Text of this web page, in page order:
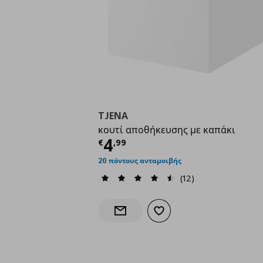
TJENA
κουτί αποθήκευσης με καπάκι
€4,99
Τρέχουσα τιμή
20 πόντους ανταμοιβής
(12)
Ενημέρωση διαθεσιμότητας
Προσθήκη στα αγαπημένα